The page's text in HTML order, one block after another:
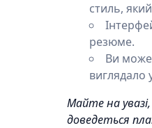
стиль,
резюме.
Ви
виглядало
Майте на
доведеться